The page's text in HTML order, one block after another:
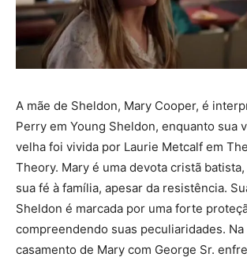
A mãe de Sheldon, Mary Cooper, é
Perry em Young Sheldon, enquanto sua
velha foi vivida por Laurie Metcalf em
Theory. Mary é uma devota cristã
sua fé à família, apesar da resistência.
Sheldon é marcada por uma forte
compreendendo suas peculiaridades. Na
casamento de Mary com George Sr.